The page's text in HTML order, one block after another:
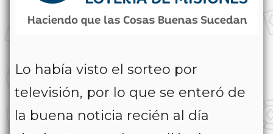
Lo había visto el sorteo por
televisión, por lo que se enteró de
la buena noticia recién al día